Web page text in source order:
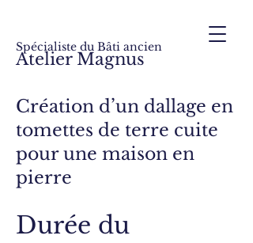
Atelier Magnus
Spécialiste du Bâti ancien
Création d’un dallage en
tomettes de terre cuite
pour une maison en
pierre
Durée du